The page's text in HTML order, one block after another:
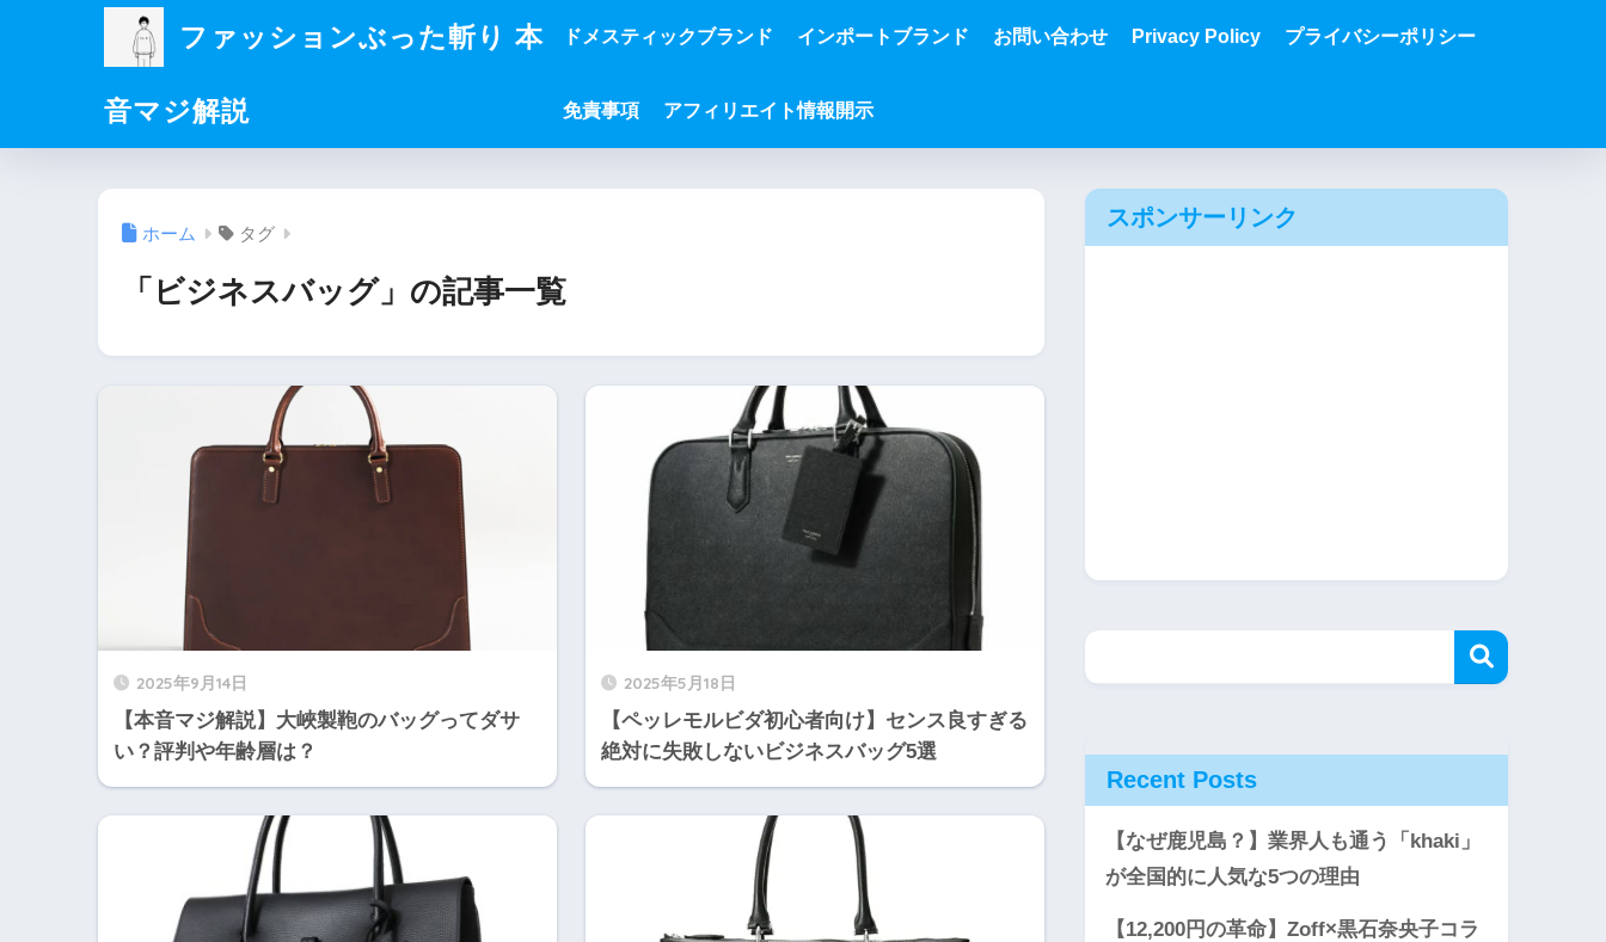
ファッションぶった斬り 本
音マジ解説
ドメスティックブランド インポートブランド お問い合わせ Privacy Policy プライバシーポリシー
免責事項 アフィリエイト情報開示
ホーム タグ
「ビジネスバッグ」の記事一覧
2025年9月14日
【本音マジ解説】大峽製鞄のバッグってダサ
い？評判や年齢層は？
2025年5月18日
【ペッレモルビダ初心者向け】センス良すぎる
絶対に失敗しないビジネスバッグ5選
スポンサーリンク
Recent Posts
【なぜ鹿児島？】業界人も通う「khaki」
が全国的に人気な5つの理由
【12,200円の革命】Zoff×黒石奈央子コラ